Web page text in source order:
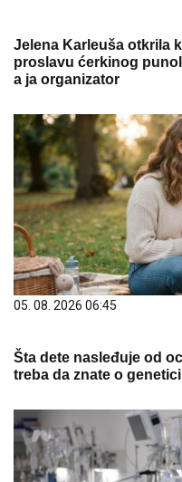
Jelena Karleuša otkrila
proslavu ćerkinog
a ja organizator
05. 08. 2026 06:45
Šta dete nasleđuje od
treba da znate o genetici